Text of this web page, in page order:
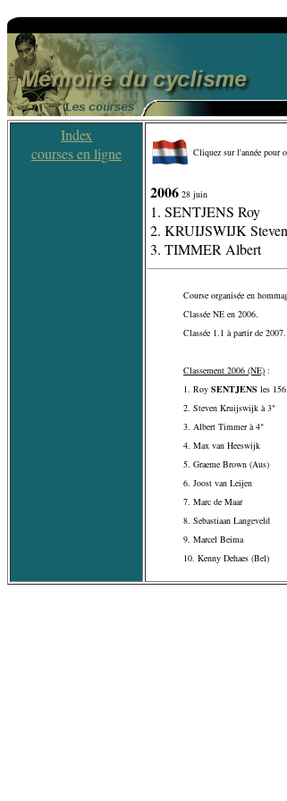
Index
courses en ligne
Cliquez sur l'année pour
2006 28 juin
1. SENTJENS Roy
2. KRUIJSWIJK Steven
3. TIMMER Albert
Course organisée en
Classée NE en 2006.
Classée 1.1 à partir de 2007.
Classement 2006 (NE) :
1. Roy SENTJENS les
2. Steven Kruijswijk à 3"
3. Albert Timmer à 4"
4. Max van Heeswijk
5. Graeme Brown (Aus)
6. Joost van Leijen
7. Marc de Maar
8. Sebastiaan Langeveld
9. Marcel Beima
10. Kenny Dehaes (Bel)